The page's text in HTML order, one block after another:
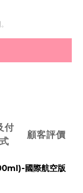
付
顧客評價
國際航空版